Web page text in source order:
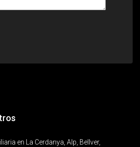
en La Cerdanya, Alp, Bellver,